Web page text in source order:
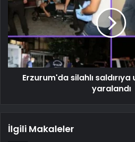
Erzurum'da silahlı
yaralandı
İlgili Makaleler